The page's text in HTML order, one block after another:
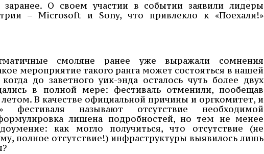
заранее. О своем участии в событии заявили лидеры
– Microsoft и Sony, что привлекло к «Поехали!»
смоляне ранее уже выражали сомнения
мероприятие такого ранга может состояться в нашей
до заветного уик-энда осталось чуть более двух
в полной мере: фестиваль отменили, пообещав
В качестве официальной причины и оргкомитет, и
фестиваля называют отсутствие необходимой
лишена подробностей, но тем не менее
как могло получиться, что отсутствие (не
полное отсутствие!) инфраструктуры выявилось лишь